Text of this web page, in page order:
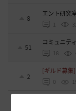
8
エント研究
1
51
コミュニテ
18
2
[ギルド募集]
0